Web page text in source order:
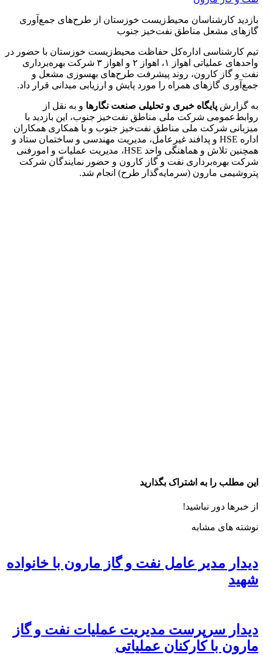
بازدید کارشناسان محیط‌زیست خوزستان از طرح‌های جمع‌آوری
گازهای مشعل مناطق نفت‌خیز جنوب
تیم کارشناسی اداره‌کل حفاظت محیط‌زیست خوزستان با حضور در
واحدهای عملیاتی اهواز ۱، اهواز ۲ و اهواز ۳ شرکت بهره‌برداری
نفت و گاز کارون، روند پیشرفت طرح‌های بهسوزی مشعل و
جمع‌آوری گازهای همراه را مورد پایش و ارزیابی میدانی قرار داد.
به گزارش پایگاه خبری و تحلیلی صنعت نگارها و به نقل از
روابط‌عمومی شرکت ملی مناطق نفت‌خیز جنوب، این بازدید با
میزبانی شرکت ملی مناطق نفت‌خیز جنوب و با همکاری همکاران
اداره HSE و پدافند غیرعامل، مدیریت مهندسی و ساختمان ستاد و
همچنین تلاش و هماهنگی واحد HSE، مدیریت عملیات و امورفنی
شرکت بهره‌برداری نفت و گاز کارون و حضور نمایندگان شرکت
پتروشیمی مارون (سرمایه‌گذار طرح) انجام شد.
این مطلب را به اشتراک بگذارید
از خبرها دور نباشید!
نوشته های مشابه
دیدار مدیر عامل نفت و گاز مارون با خانواده
شهید
دیدار سرپرست مدیریت عملیات نفت و گاز
مارون با کارکنان عملیاتی